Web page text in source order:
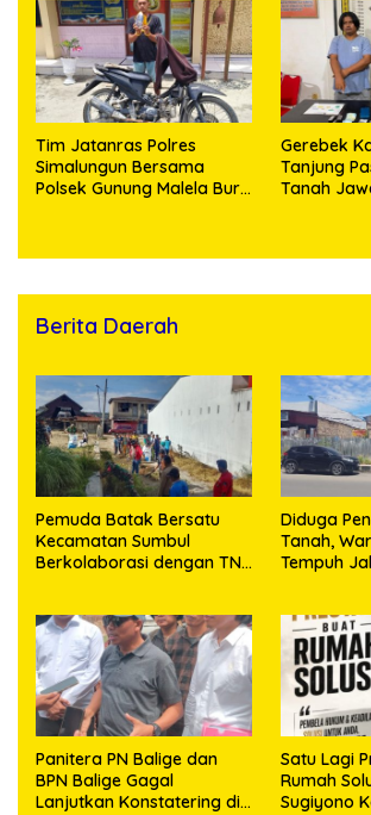
Tim Jatanras Polres
Simalungun Bersama
Polsek Gunung Malela Buru
Gerebek
Tanjung
Tanah
Berita Daerah
Pemuda Batak Bersatu
Kecamatan Sumbul
Berkolaborasi dengan TNI
023/KS dan HUT Ke-81
Kemerdekaan RI
Diduga
Tanah,
Tempuh
Panitera PN Balige dan
BPN Balige Gagal
Lanjutkan Konstatering di
Satu Lagi
Rumah
Sugiyono